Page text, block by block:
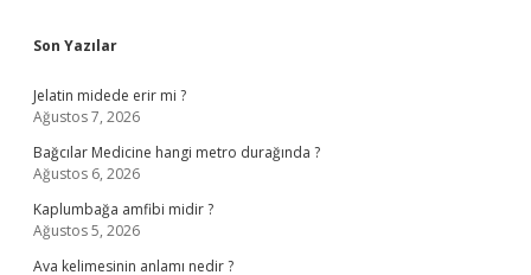
Sidebar
Son Yazılar
Jelatin midede erir mi ?
Ağustos 7, 2026
Bağcılar Medicine hangi metro durağında ?
Ağustos 6, 2026
Kaplumbağa amfibi midir ?
Ağustos 5, 2026
Ava kelimesinin anlamı nedir ?